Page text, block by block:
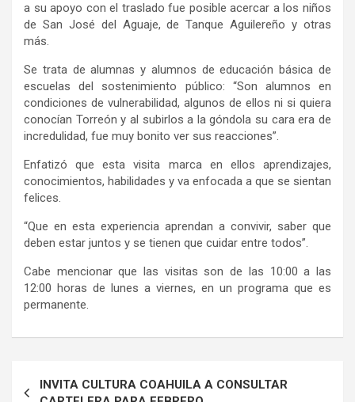
a su apoyo con el traslado fue posible acercar a los niños
de San José del Aguaje, de Tanque Aguilereño y otras
más.
Se trata de alumnas y alumnos de educación básica de
escuelas del sostenimiento público: “Son alumnos en
condiciones de vulnerabilidad, algunos de ellos ni si quiera
conocían Torreón y al subirlos a la góndola su cara era de
incredulidad, fue muy bonito ver sus reacciones”.
Enfatizó que esta visita marca en ellos aprendizajes,
conocimientos, habilidades y va enfocada a que se sientan
felices.
“Que en esta experiencia aprendan a convivir, saber que
deben estar juntos y se tienen que cuidar entre todos”.
Cabe mencionar que las visitas son de las 10:00 a las
12:00 horas de lunes a viernes, en un programa que es
permanente.
INVITA CULTURA COAHUILA A CONSULTAR